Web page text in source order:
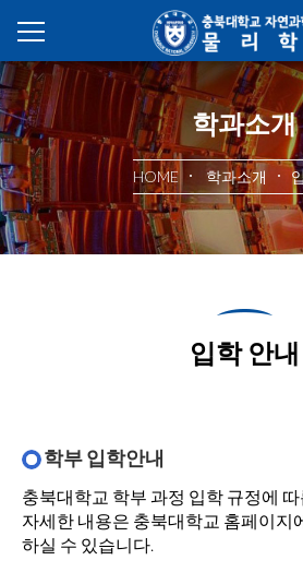
학과소개
HOME 학과소개
입학 안내
학부 입학안내
충북대학교 학부 과정 입학 규정에
자세한 내용은 충북대학교 홈페이지
하실 수 있습니다.